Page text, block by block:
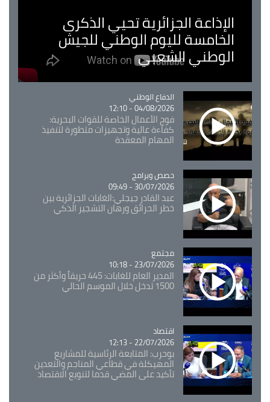
الإذاعة الجزائرية تحيي الذكرى
الخامسة لليوم الوطني للجيش
الوطني الشعبي
Catégorie
الدفاع الوطني
04/08/2026 - 12:10
فوج الأعمال الخاصة للقوات البحرية:
كفاءة عالية وتجهيزات متطورة لتنفيذ
المهام المعقدة
Catégorie
حصص وبرامج
30/07/2026 - 09:49
عبد القادر جيجلي:الغابات الجزائرية بين
خطر الحرائق ورهان التشجير الذكي
Catégorie
مجتمع
23/07/2026 - 10:18
المدير العام للغابات: 445 حريقاً وأكثر من
1500 تدخل خلال الموسم الحالي
Catégorie
اقتصاد
22/07/2026 - 12:13
بوحرب: المتابعة الرئاسية للمشاريع
المهيكلة في قطاعي المناجم والتعدين
تأكيد على المضي قدما لتنويع الاقتصاد